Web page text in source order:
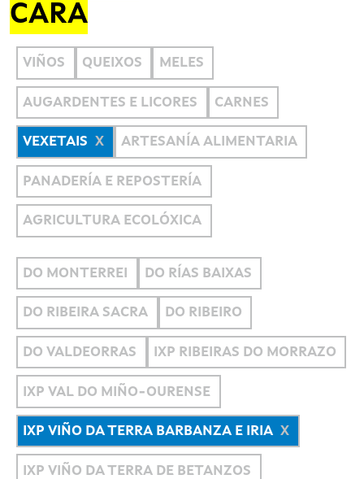
CARA
VIÑOS QUEIXOS MELES
AUGARDENTES E LICORES CARNES
VEXETAIS ARTESANÍA ALIMENTARIA
PANADERÍA E REPOSTERÍA
AGRICULTURA ECOLÓXICA
DO MONTERREI DO RÍAS BAIXAS
DO RIBEIRA SACRA DO RIBEIRO
DO VALDEORRAS IXP RIBEIRAS DO MORRAZO
IXP VAL DO MIÑO-OURENSE
IXP VIÑO DA TERRA BARBANZA E IRIA
IXP VIÑO DA TERRA DE BETANZOS